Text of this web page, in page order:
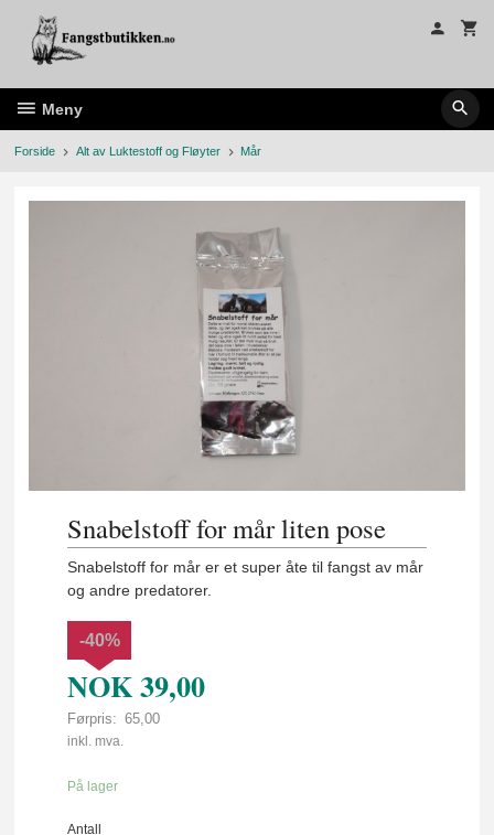
innholdet
Meny
Forside Alt av Luktestoff og Fløyter Mår
Snabelstoff for mår liten pose
Snabelstoff for mår er et super åte til fangst av mår
og andre predatorer.
NOK39,00
Førpris: 65,00
Rabatt
-40%
inkl. mva.
På lager
Antall